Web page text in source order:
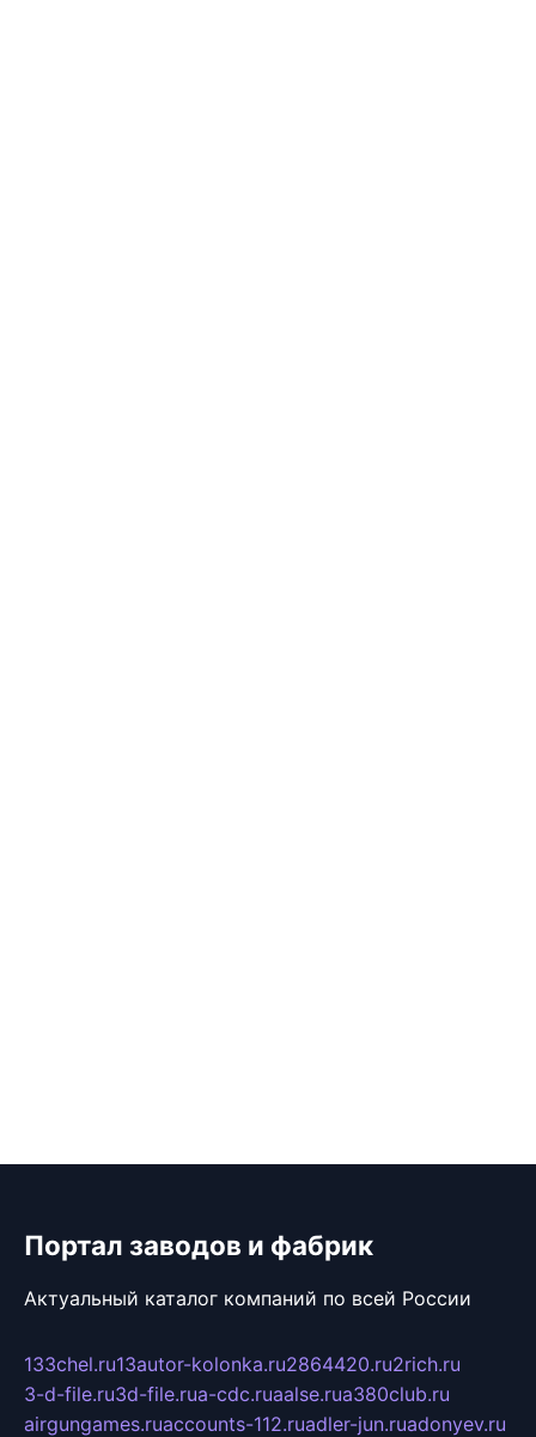
Портал заводов и фабрик
Актуальный каталог компаний по всей России
133chel.ru13autor-kolonka.ru2864420.ru2rich.ru
3-d-file.ru3d-file.rua-cdc.ruaalse.rua380club.ru
airgungames.ruaccounts-112.ruadler-jun.ruadonyev.ru